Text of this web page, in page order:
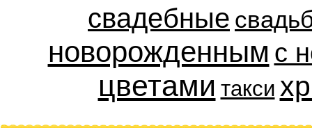
свадебные
новорожденным с
цветами такси